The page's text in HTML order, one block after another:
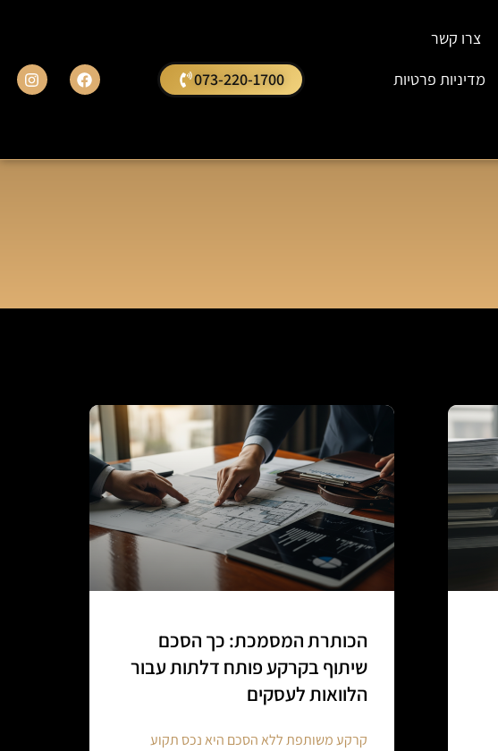
צרו קשר
מדיניות פרטיות
073-220-1700
הכותרת המסמכת: כך הסכם
שיתוף בקרקע פותח דלתות עבור
הלוואות לעסקים
קרקע משותפת ללא הסכם היא נכס תקוע